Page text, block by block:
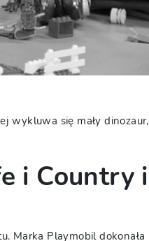
wykluwa się mały dinozaur,
i Country i
Marka Playmobil dokonała